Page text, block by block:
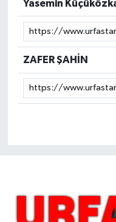
Yasemin
ZAFER ŞAHİN